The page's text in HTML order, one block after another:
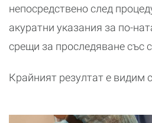
непосредствено след
акуратни указания за по-
срещи за проследяване със
Крайният резултат е видим